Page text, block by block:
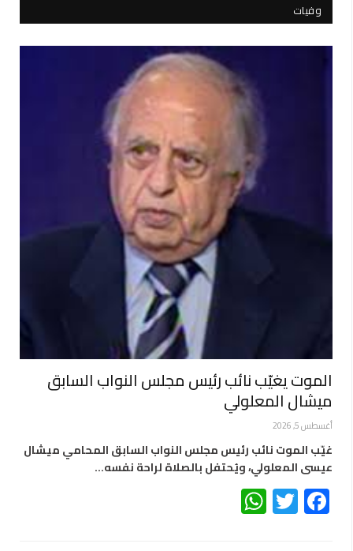
وفيات
الموت يغيّب نائب رئيس مجلس النواب السابق
ميشال المعلولي
أغسطس 5, 2026
غيّب الموت نائب رئيس مجلس النواب السابق المحامي ميشال
عيسى المعلولي، ويُحتفل بالصلاة لراحة نفسه…
Facebook
Twitter